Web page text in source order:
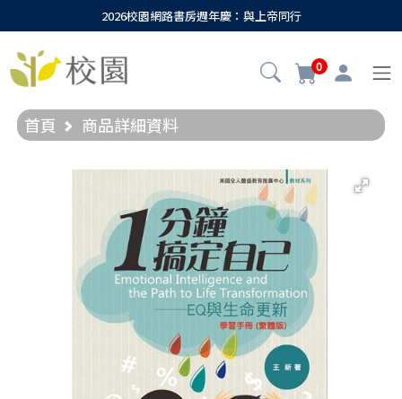
2026校園網路書房週年慶：與上帝同行
0
首頁 商品詳細資料